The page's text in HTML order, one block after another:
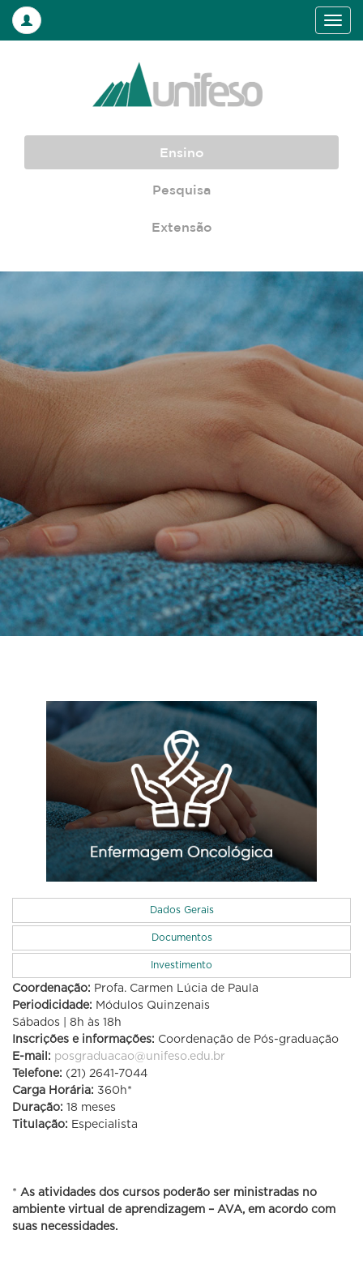
Ensino
Pesquisa
Extensão
Dados Gerais
Documentos
Investimento
Coordenação: Profa. Carmen Lúcia de Paula
Periodicidade: Módulos Quinzenais
Sábados | 8h às 18h
Inscrições e informações: Coordenação de Pós-graduação
E-mail: posgraduacao@unifeso.edu.br
Telefone: (21) 2641-7044
Carga Horária: 360h*
Duração: 18 meses
Titulação: Especialista
* As atividades dos cursos poderão ser ministradas no
ambiente virtual de aprendizagem – AVA, em acordo com
suas necessidades.